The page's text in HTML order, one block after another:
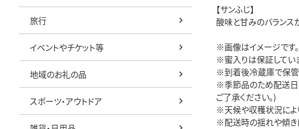
旅行
イベントやチケット等
地域のお礼の品
スポーツ・アウトドア
【サンふじ】
酸味と甘みのバランス
※画像はイメージです。
※蜜入りは保証してい
※到着後冷蔵庫で保管
※季節品のため配送日
ご了承ください。)
※天候や収穫状況によ
※配送時の揺れや傾き